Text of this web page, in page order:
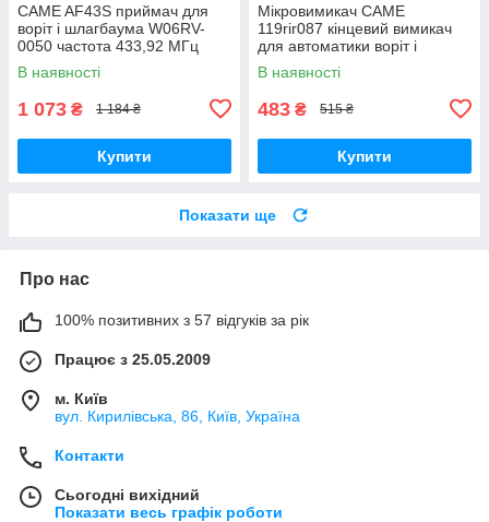
CAME AF43S приймач для
воріт і шлагбаума W06RV-
0050 частота 433,92 МГц
В наявності
1 073 ₴ 1 184 ₴
Купити
Мікровимикач CAME
119rir087 кінцевий вимикач
для автоматики воріт і
шлагбауму
В наявності
483 ₴ 515 ₴
Купити
Показати ще
Про нас
100% позитивних з 57 відгуків за рік
Працює з 25.05.2009
м. Київ
вул. Кирилівська, 86, Київ, Україна
Контакти
Сьогодні вихідний
Показати весь графік роботи